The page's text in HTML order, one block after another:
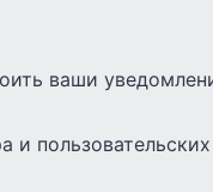
ваши
и пользовательских